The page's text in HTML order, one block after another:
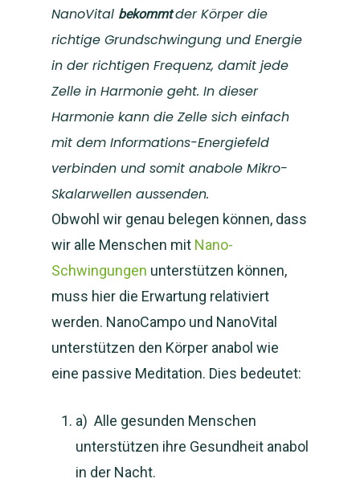
NanoVital bekommtder Körper die
richtige Grundschwingung und Energie
in der richtigen Frequenz, damit jede
Zelle in Harmonie geht. In dieser
Harmonie kann die Zelle sich einfach
mit dem Informations-Energiefeld
verbinden und somit anabole Mikro-
Skalarwellen aussenden.
Obwohl wir genau belegen können, dass
wir alle Menschen mit Nano-
Schwingungen unterstützen können,
muss hier die Erwartung relativiert
werden. NanoCampo und NanoVital
unterstützen den Körper anabol wie
eine passive Meditation. Dies bedeutet:
a) Alle gesunden Menschen
unterstützen ihre Gesundheit anabol
in der Nacht.